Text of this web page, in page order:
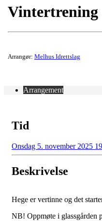
Vintertrening
Arrangør: Melhus Idrettslag
Arrangement
Tid
Onsdag 5. november 2025
Beskrivelse
Hege er vertinne og det
NB! Oppmøte i glassgården